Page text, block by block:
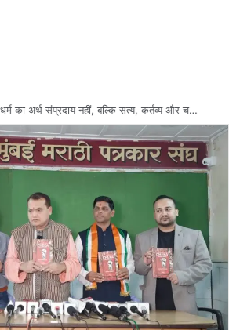
भारतीय शिक्षण पद्धति में धर्म का अर्थ संप्रदाय नहीं, बल्कि सत्य, कर्तव्य और चरित्र निर्माण है: विजय प्रकाश